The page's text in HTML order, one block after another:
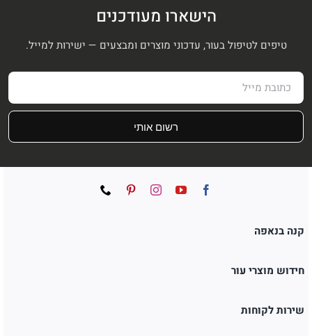
הישארו מעודכנים
טיפים לטיפול בעור, עדכוני מוצרים ומבצעים — ישירות למייל.
רשום אותי
קנה בנאפה
חידוש מוצרי עור
שירות לקוחות